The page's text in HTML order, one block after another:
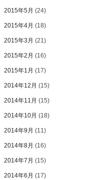
2015年5月 (24)
2015年4月 (18)
2015年3月 (21)
2015年2月 (16)
2015年1月 (17)
2014年12月 (15)
2014年11月 (15)
2014年10月 (18)
2014年9月 (11)
2014年8月 (16)
2014年7月 (15)
2014年6月 (17)